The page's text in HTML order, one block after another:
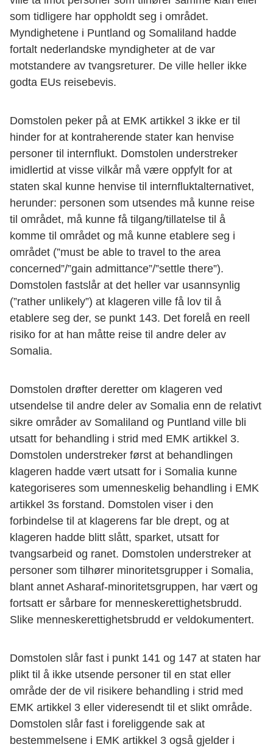
som tidligere har oppholdt seg i området.
Myndighetene i Puntland og Somaliland hadde
fortalt nederlandske myndigheter at de var
motstandere av tvangsreturer. De ville heller ikke
godta EUs reisebevis.
Domstolen peker på at EMK artikkel 3 ikke er til
hinder for at kontraherende stater kan henvise
personer til internflukt. Domstolen understreker
imidlertid at visse vilkår må være oppfylt for at
staten skal kunne henvise til internfluktalternativet,
herunder: personen som utsendes må kunne reise
til området, må kunne få tilgang/tillatelse til å
komme til området og må kunne etablere seg i
området (”must be able to travel to the area
concerned”/”gain admittance”/”settle there”).
Domstolen fastslår at det heller var usannsynlig
(”rather unlikely”) at klageren ville få lov til å
etablere seg der, se punkt 143. Det forelå en reell
risiko for at han måtte reise til andre deler av
Somalia.
Domstolen drøfter deretter om klageren ved
utsendelse til andre deler av Somalia enn de relativt
sikre områder av Somaliland og Puntland ville bli
utsatt for behandling i strid med EMK artikkel 3.
Domstolen understreker først at behandlingen
klageren hadde vært utsatt for i Somalia kunne
kategoriseres som umenneskelig behandling i EMK
artikkel 3s forstand. Domstolen viser i den
forbindelse til at klagerens far ble drept, og at
klageren hadde blitt slått, sparket, utsatt for
tvangsarbeid og ranet. Domstolen understreker at
personer som tilhører minoritetsgrupper i Somalia,
blant annet Asharaf-minoritetsgruppen, har vært og
fortsatt er sårbare for menneskerettighetsbrudd.
Slike menneskerettighetsbrudd er veldokumentert.
Domstolen slår fast i punkt 141 og 147 at staten har
plikt til å ikke utsende personer til en stat eller
område der de vil risikere behandling i strid med
EMK artikkel 3 eller videresendt til et slikt område.
Domstolen slår fast i foreliggende sak at
bestemmelsene i EMK artikkel 3 også gjelder i